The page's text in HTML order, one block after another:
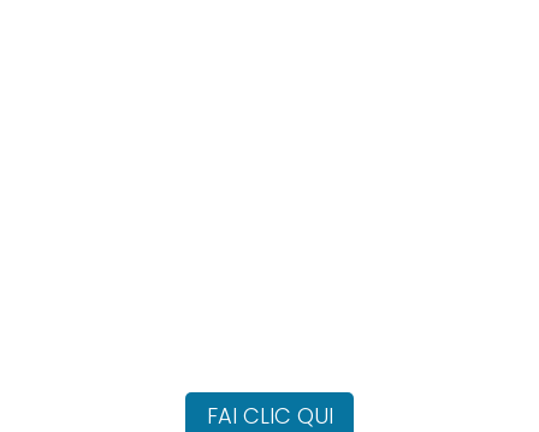
FAI CLIC QUI